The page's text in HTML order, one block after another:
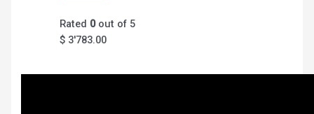
Rated 0out of 5
$ 3'783.00